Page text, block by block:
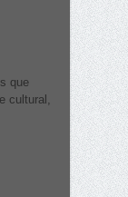
que
cultural,